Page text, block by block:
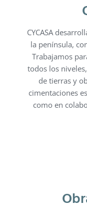
CYCASA
la península,
Trabajamos
todos los
de tierras y
cimentaciones
como en